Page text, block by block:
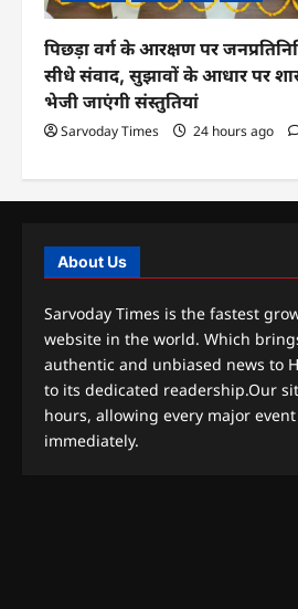
पिछड़ा वर्ग के आरक्षण पर
सीधे संवाद, सुझावों के आधार पर
भेजी जाएंगी संस्तुतियां
Sarvoday Times 24 hours ago
About Us
Sarvoday Times is the fastest
website in the world. Which
authentic and unbiased news to
to its dedicated readership.Our
hours, allowing every major
immediately.